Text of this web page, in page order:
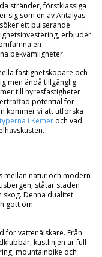
stränder, förstklassiga
sig som en av Antalyas
ett pulserande
erbjuder
en
bekvämligheter.
fastighetsköpare och
men ändå tillgänglig
till hyresfastigheter
potential för
kommer vi att utforska
i Kemer och vad
mellan natur och modern
ståtar staden
skog. Denna dualitet
gott om
för vattenälskare. Från
kustlinjen är full
mountainbike och